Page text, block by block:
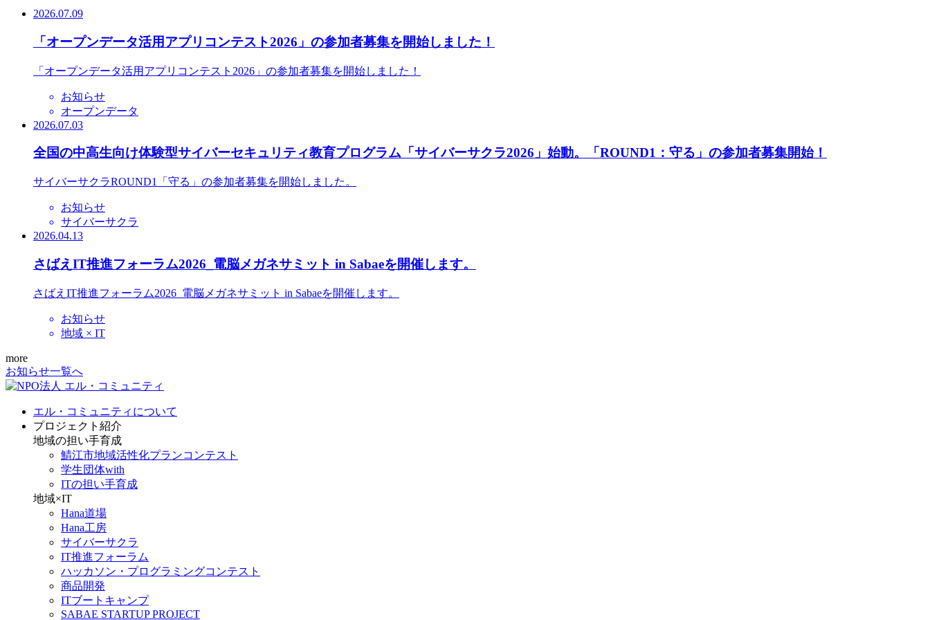
2026.07.09
「オープンデータ活用アプリコンテスト2026」の参加者募集を開始しました！
「オープンデータ活用アプリコンテスト2026」の参加者募集を開始しました！
お知らせ
オープンデータ
2026.07.03
全国の中高生向け体験型サイバーセキュリティ教育プログラム「サイバーサクラ2026」始動。「ROUND1：守る」の参加者募集開始！
サイバーサクラROUND1「守る」の参加者募集を開始しました。
お知らせ
サイバーサクラ
2026.04.13
さばえIT推進フォーラム2026_電脳メガネサミット in Sabaeを開催します。
さばえIT推進フォーラム2026_電脳メガネサミット in Sabaeを開催します。
お知らせ
地域 × IT
more
お知らせ一覧へ
エル・コミュニティについて
プロジェクト紹介
地域の担い手育成
鯖江市地域活性化プランコンテスト
学生団体with
ITの担い手育成
地域×IT
Hana道場
Hana工房
サイバーサクラ
IT推進フォーラム
ハッカソン・プログラミングコンテスト
商品開発
ITブートキャンプ
SABAE STARTUP PROJECT